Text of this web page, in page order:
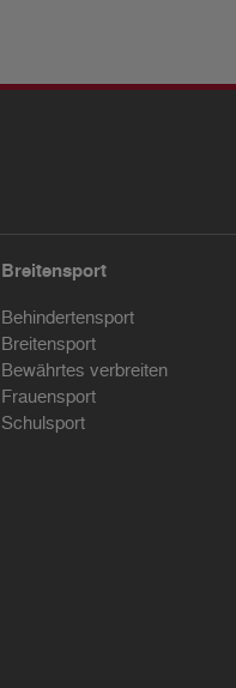
Breitensport
Behindertensport
Breitensport
Bewährtes verbreiten
Frauensport
Schulsport